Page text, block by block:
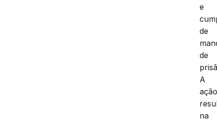
e
de
de
A
na